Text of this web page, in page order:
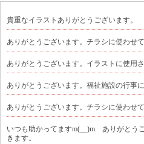
貴重なイラストありがとうございます。
ありがとうございます。チラシに使わせ
ありがとうございます。イラストに使用
ありがとうございます。福祉施設の行事
ありがとうございます。チラシに使わせて
いつも助かってますm(__)m ありがとう
きます。